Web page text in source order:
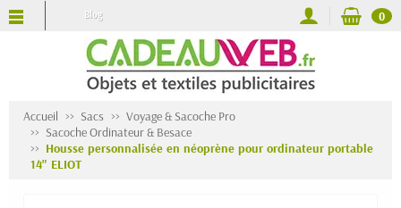
Blog 0
Accueil Sacs
Voyage & Sacoche Pro
Sacoche Ordinateur & Besace
Housse personnalisée en néoprène pour ordinateur portable
14" ELIOT